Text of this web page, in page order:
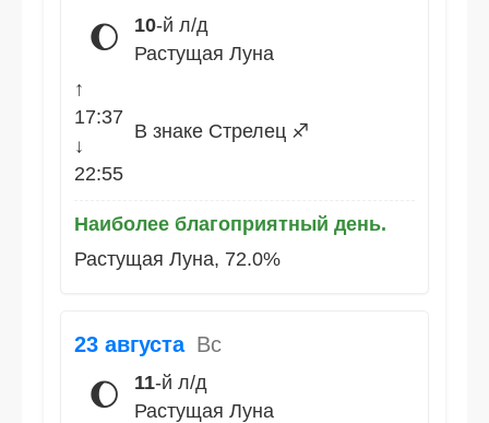
🌔 10-й л/д
Растущая Луна
↑
17:37
↓
22:55
В знаке Стрелец ♐
Наиболее благоприятный день.
Растущая Луна, 72.0%
23 августа Вс
🌔 11-й л/д
Растущая Луна